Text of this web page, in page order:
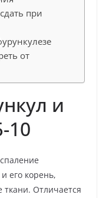
при
от
и
10
его корень,
Отличается